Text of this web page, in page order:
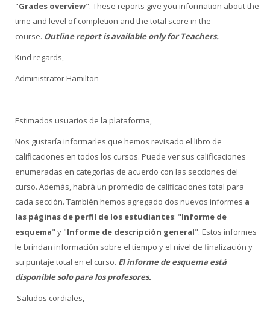
"Grades overview". These reports give you information about the
time and level of completion and the total score in the
course. Outline report is available only for Teachers.
Kind regards,
Administrator Hamilton
Estimados usuarios de la plataforma,
Nos gustaría informarles que hemos revisado el libro de
calificaciones en todos los cursos. Puede ver sus calificaciones
enumeradas en categorías de acuerdo con las secciones del
curso. Además, habrá un promedio de calificaciones total para
cada sección. También hemos agregado dos nuevos informes a
las páginas de perfil de los estudiantes: "Informe de
esquema" y "Informe de descripción general". Estos informes
le brindan información sobre el tiempo y el nivel de finalización y
su puntaje total en el curso. El informe de esquema está
disponible solo para los profesores.
Saludos cordiales,